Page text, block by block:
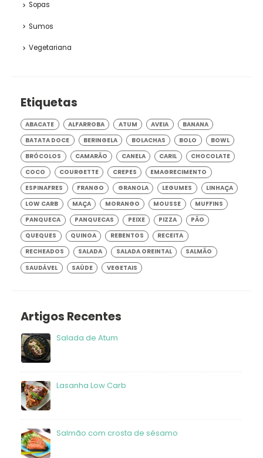
Sopas
Sumos
Vegetariana
Etiquetas
ABACATE ALFARROBA ATUM AVEIA
BANANA
BATATA DOCE
BERINGELA BOLACHAS BOLO
BOWL
BRÓCOLOS
CAMARÃO CANELA CARIL
CHOCOLATE
COCO
COURGETTE CREPES
EMAGRECIMENTO
ESPINAFRES
FRANGO GRANOLA LEGUMES
LINHAÇA
LOW CARB
MAÇA MORANGO MOUSSE
MUFFINS
PANQUECA
PANQUECAS PEIXE PIZZA
PÃO
QUEQUES
QUINOA REBENTOS
RECEITA
RECHEADOS
SALADA SALADA OREINTAL
SALMÃO
SAUDÁVEL
SAÚDE VEGETAIS
Artigos Recentes
Salada de Atum
Lasanha Low Carb
Salmão com crosta de sésamo